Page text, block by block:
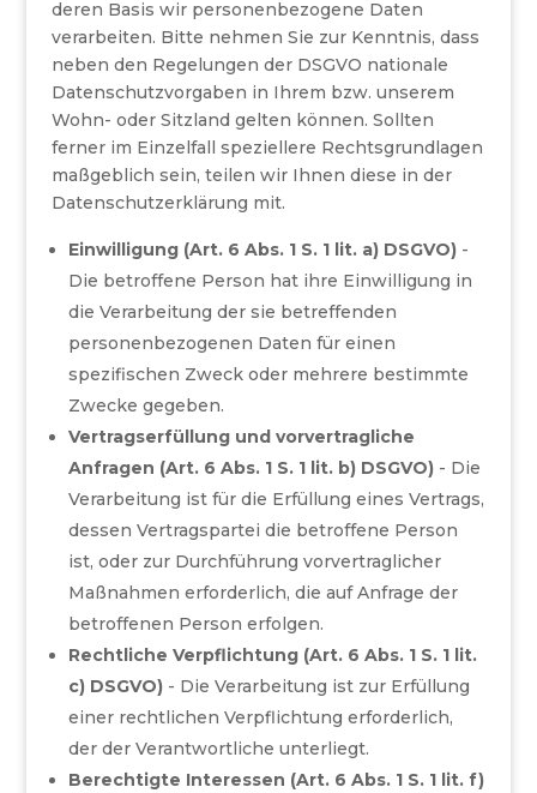
deren Basis wir personenbezogene Daten
verarbeiten. Bitte nehmen Sie zur Kenntnis, dass
neben den Regelungen der DSGVO nationale
Datenschutzvorgaben in Ihrem bzw. unserem
Wohn- oder Sitzland gelten können. Sollten
ferner im Einzelfall speziellere Rechtsgrundlagen
maßgeblich sein, teilen wir Ihnen diese in der
Datenschutzerklärung mit.
Einwilligung (Art. 6 Abs. 1 S. 1 lit. a) DSGVO)-
Die betroffene Person hat ihre Einwilligung in
die Verarbeitung der sie betreffenden
personenbezogenen Daten für einen
spezifischen Zweck oder mehrere bestimmte
Zwecke gegeben.
Vertragserfüllung und vorvertragliche
Anfragen (Art. 6 Abs. 1 S. 1 lit. b) DSGVO)- Die
Verarbeitung ist für die Erfüllung eines Vertrags,
dessen Vertragspartei die betroffene Person
ist, oder zur Durchführung vorvertraglicher
Maßnahmen erforderlich, die auf Anfrage der
betroffenen Person erfolgen.
Rechtliche Verpflichtung (Art. 6 Abs. 1 S. 1 lit.
c) DSGVO)- Die Verarbeitung ist zur Erfüllung
einer rechtlichen Verpflichtung erforderlich,
der der Verantwortliche unterliegt.
Berechtigte Interessen (Art. 6 Abs. 1 S. 1 lit. f)